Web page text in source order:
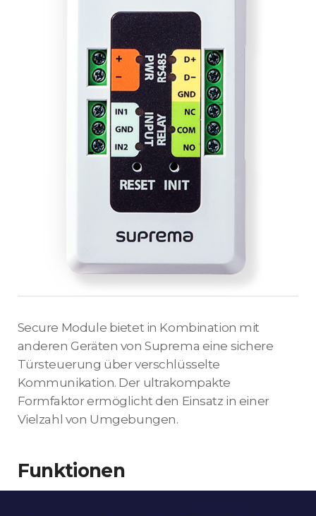
Secure Module bietet in Kombination mit
anderen Geräten von Suprema eine sichere
Türsteuerung über verschlüsselte
Kommunikation. Der ultrakompakte
Formfaktor ermöglicht den Einsatz in einer
Vielzahl von Umgebungen.
Funktionen